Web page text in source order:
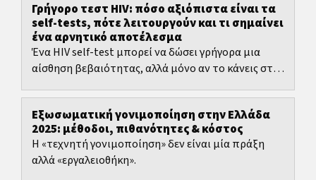
Γρήγορο τεστ HIV: πόσο αξιόπιστα είναι τα
self-tests, πότε λειτουργούν και τι σημαίνει
ένα αρνητικό αποτέλεσμα
Ένα HIV self-test μπορεί να δώσει γρήγορα μια
αίσθηση βεβαιότητας, αλλά μόνο αν το κάνεις στη
αποτέλεσμα.
Εξωσωματική γονιμοποίηση στην Ελλάδα
2025: μέθοδοι, πιθανότητες & κόστος
Η «τεχνητή γονιμοποίηση» δεν είναι μία πράξη
αλλά «εργαλειοθήκη».